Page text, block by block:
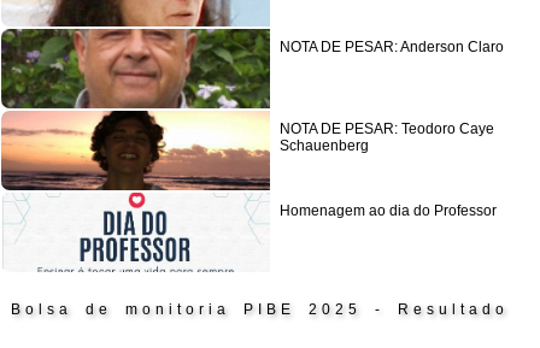
NOTA DE PESAR: Anderson Claro
NOTA DE PESAR: Teodoro Caye
Schauenberg
Homenagem ao dia do Professor
Bolsa de monitoria PIBE 2025 - Resultado